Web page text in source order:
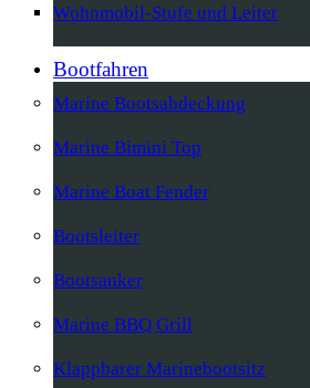
Wohnmobil-Stufe und Leiter
Bootfahren
Marine Bootsabdeckung
Marine Bimini Top
Marine Boat Fender
Bootsleiter
Bootsanker
Marine BBQ Grill
Klappbarer Marinebootsitz